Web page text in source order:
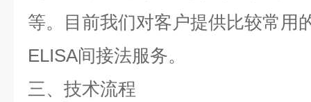
等。目前我们对客户提供比较常用
ELISA间接法服务。
三、技术流程